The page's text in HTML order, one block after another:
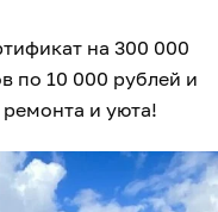
на 300 000
по 10 000 рублей и
и уюта!